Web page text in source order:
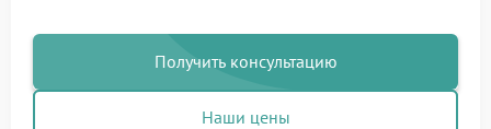
Получить консультацию
Наши цены